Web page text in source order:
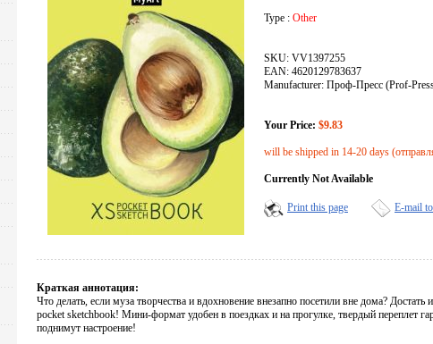
Type : Other
SKU: VV1397255
EAN: 4620129783637
Manufacturer: Проф-Пресс (Prof-
Your Price: $9.83
will be shipped in 14-20 days
Currently Not Available
Print this page E-mail
Краткая аннотация:
Что делать, если муза творчества и вдохновение внезапно посетили вне дома?
pocket sketchbook! Мини-формат удобен в поездках и на прогулке, твердый переплет
поднимут настроение!